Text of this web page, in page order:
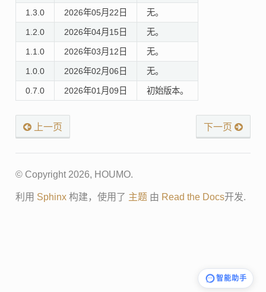
1.3.0 2026年05月22日 无。
1.2.0 2026年04月15日 无。
1.1.0 2026年03月12日 无。
1.0.0 2026年02月06日 无。
0.7.0 2026年01月09日 初始版本。
上一页 下一页
© Copyright 2026, HOUMO.
利用 Sphinx构建，使用了 主题 由 Read the Docs开发.
智能助手